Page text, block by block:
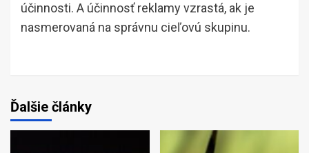
účinnosti. A účinnosť reklamy vzrastá, ak je
nasmerovaná na správnu cieľovú skupinu.
Ďalšie články